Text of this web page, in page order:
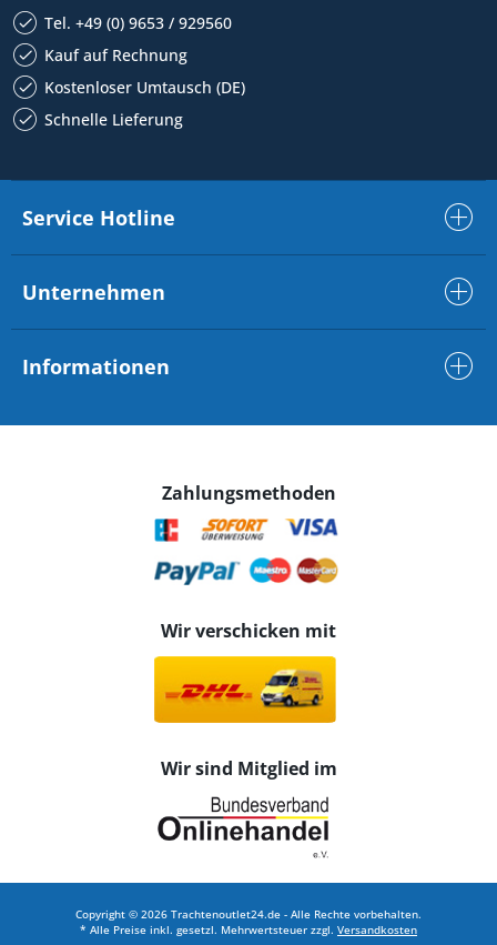
Tel. +49 (0) 9653 / 929560
Kauf auf Rechnung
Kostenloser Umtausch (DE)
Schnelle Lieferung
Service Hotline
Unternehmen
Informationen
Zahlungsmethoden
Wir verschicken mit
Wir sind Mitglied im
Copyright © 2026 Trachtenoutlet24.de - Alle Rechte vorbehalten.
* Alle Preise inkl. gesetzl. Mehrwertsteuer zzgl. Versandkosten